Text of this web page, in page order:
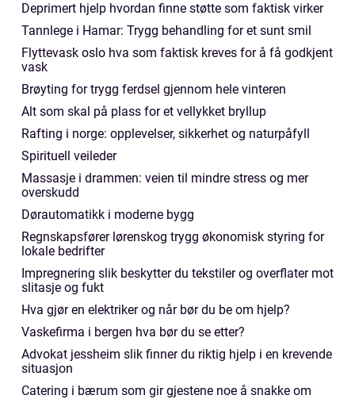
Deprimert hjelp hvordan finne støtte som faktisk virker
Tannlege i Hamar: Trygg behandling for et sunt smil
Flyttevask oslo hva som faktisk kreves for å få godkjent
vask
Brøyting for trygg ferdsel gjennom hele vinteren
Alt som skal på plass for et vellykket bryllup
Rafting i norge: opplevelser, sikkerhet og naturpåfyll
Spirituell veileder
Massasje i drammen: veien til mindre stress og mer
overskudd
Dørautomatikk i moderne bygg
Regnskapsfører lørenskog trygg økonomisk styring for
lokale bedrifter
Impregnering slik beskytter du tekstiler og overflater mot
slitasje og fukt
Hva gjør en elektriker og når bør du be om hjelp?
Vaskefirma i bergen hva bør du se etter?
Advokat jessheim slik finner du riktig hjelp i en krevende
situasjon
Catering i bærum som gir gjestene noe å snakke om